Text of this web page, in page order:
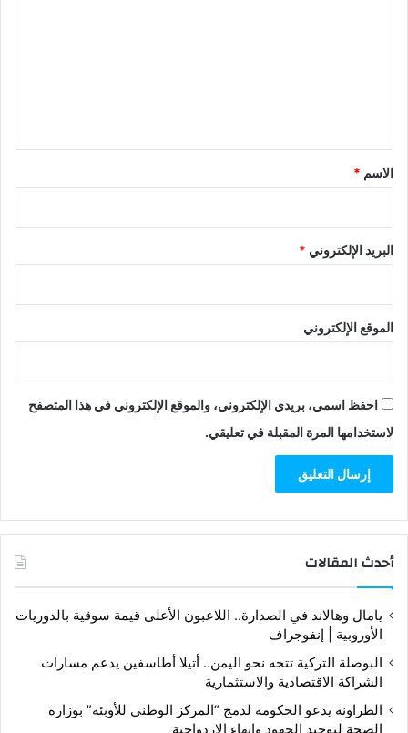
*
الاسم *
البريد الإلكتروني *
الموقع الإلكتروني
احفظ اسمي، بريدي الإلكتروني، والموقع الإلكتروني في هذا المتصفح
لاستخدامها المرة المقبلة في تعليقي.
أحدث المقالات
يامال وهالاند في الصدارة.. اللاعبون الأعلى قيمة سوقية بالدوريات
الأوروبية | إنفوجراف
البوصلة التركية تتجه نحو اليمن.. أتيلا أطاسفين يدعم مسارات
الشراكة الاقتصادية والاستثمارية
الطراونة يدعو الحكومة لدمج “المركز الوطني للأوبئة” بوزارة
الصحة لتوحيد الجهود وإنهاء الازدواجية